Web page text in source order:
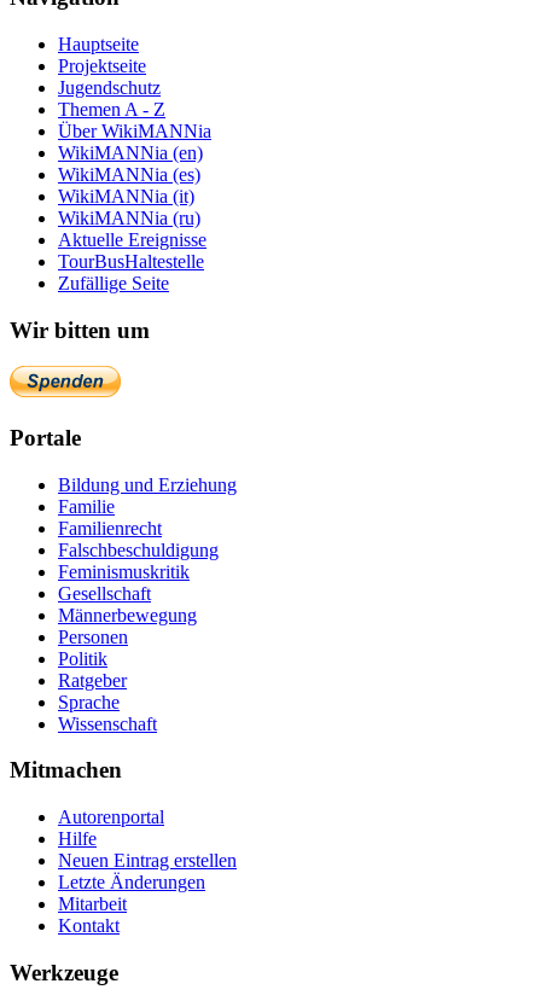
Hauptseite
Projektseite
Jugendschutz
Themen A - Z
Über WikiMANNia
WikiMANNia (en)
WikiMANNia (es)
WikiMANNia (it)
WikiMANNia (ru)
Aktuelle Ereignisse
TourBusHaltestelle
Zufällige Seite
Wir bitten um
Portale
Bildung und Erziehung
Familie
Familienrecht
Falschbeschuldigung
Feminismuskritik
Gesellschaft
Männerbewegung
Personen
Politik
Ratgeber
Sprache
Wissenschaft
Mitmachen
Autorenportal
Hilfe
Neuen Eintrag erstellen
Letzte Änderungen
Mitarbeit
Kontakt
Werkzeuge